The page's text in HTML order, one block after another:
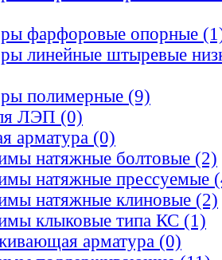
фарфоровые опорные
линейные штыревые
полимерные (9)
ЛЭП (0)
арматура (0)
натяжные болтовые (2)
натяжные прессуемые
натяжные клиновые (2)
клыковые типа КС (1)
арматура (0)